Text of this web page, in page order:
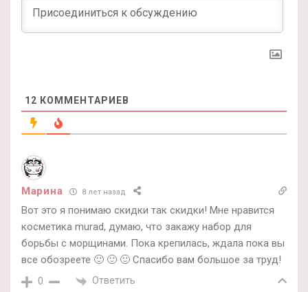
12 КОММЕНТАРИЕВ
Марина 8 лет назад
Вот это я понимаю скидки так скидки! Мне нравится
косметика murad, думаю, что закажу набор для
борьбы с морщинами. Пока крепилась, ждала пока вы
все обозреете 🙂 🙂 🙂 Спасибо вам большое за труд!
0 Ответить